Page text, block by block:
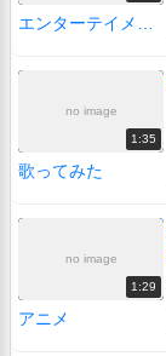
no image
1:35
歌ってみた
no image
1:29
アニメ